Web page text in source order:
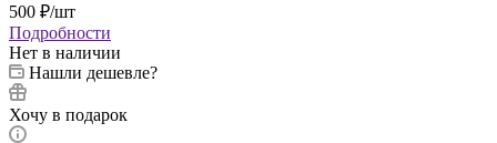
500 ₽/шт
Подробности
Нет в наличии
Нашли дешевле?
Хочу в подарок